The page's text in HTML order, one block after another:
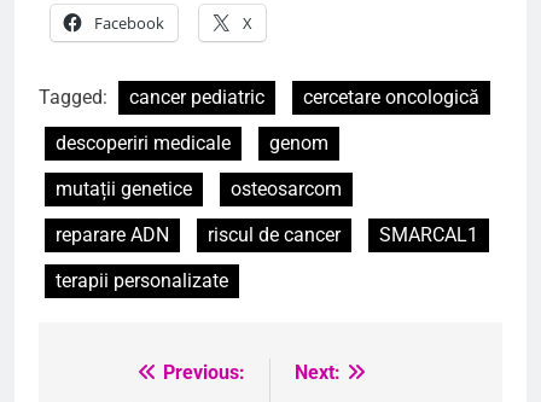
Facebook X
Tagged: cancer pediatric
cercetare oncologică
descoperiri medicale
genom
mutații genetice
osteosarcom
reparare ADN
riscul de cancer
SMARCAL1
terapii personalizate
NavigarePrevious:
Next: